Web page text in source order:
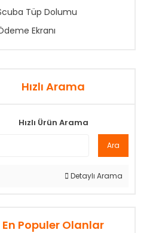
Tüp Dolumu
Ekranı
Hızlı Arama
Hızlı Ürün Arama
Ara
Detaylı Arama
En Populer Olanlar